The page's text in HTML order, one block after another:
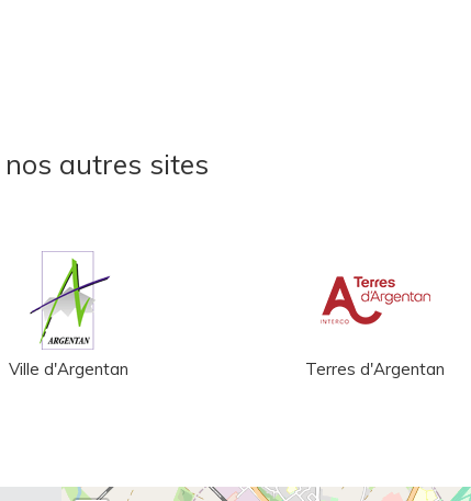
autres sites
Ville d'Argentan Terres d'Argentan